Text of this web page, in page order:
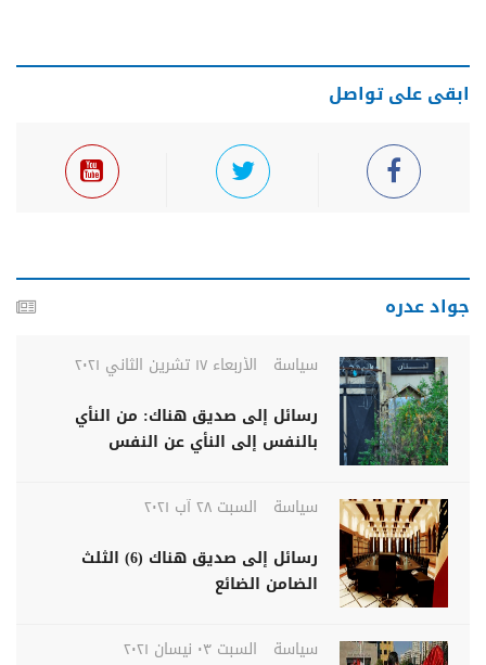
ابقى على تواصل
جواد عدره
سياسة
الأربعاء ١٧ تشرين الثاني ٢٠٢١
رسائل إلى صديق هناك: من النأي
بالنفس إلى النأي عن النفس
سياسة
السبت ٢٨ آب ٢٠٢١
رسائل إلى صديق هناك (6) الثلث
الضامن الضائع
سياسة
السبت ٠٣ نيسان ٢٠٢١